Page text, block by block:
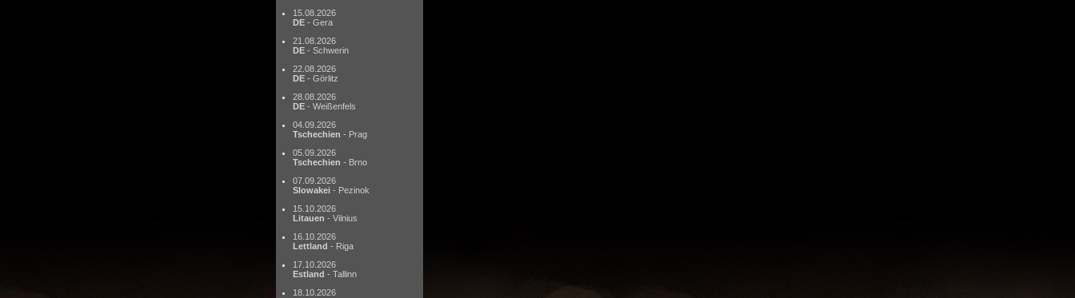
15.08.2026
DE - Gera
21.08.2026
DE - Schwerin
22.08.2026
DE - Görlitz
28.08.2026
DE - Weißenfels
04.09.2026
Tschechien - Prag
05.09.2026
Tschechien - Brno
07.09.2026
Slowakei - Pezinok
15.10.2026
Litauen - Vilnius
16.10.2026
Lettland - Riga
17.10.2026
Estland - Tallinn
18.10.2026